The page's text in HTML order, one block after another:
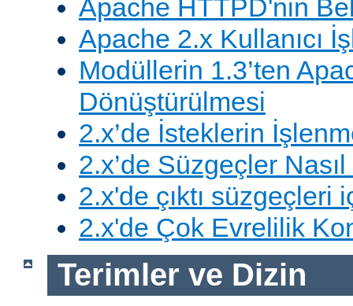
Apache HTTPD'nin
Apache 2.x Kullanıcı
Modüllerin 1.3’ten
Dönüştürülmesi
2.x’de İsteklerin
2.x’de Süzgeçler Nasıl
2.x'de çıktı süzgeçleri
2.x'de Çok Evrelilik
Terimler ve Dizin